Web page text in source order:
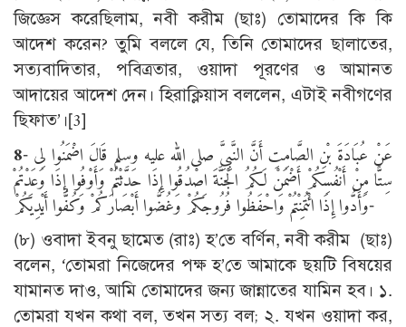
জিজ্ঞেস করেছিলাম, নবী করীম (ছাঃ) তোমাদের কি কি
আদেশ করেন? তুমি বললে যে, তিনি তোমাদের ছালাতের,
সত্যবাদিতার, পবিত্রতার, ওয়াদা পূরণের ও আমানত
আদায়ের আদেশ দেন। হিরাক্লিয়াস বললেন, এটাই নবীগণের
ছিফাত’।[3]
8- عَنْ عُبَادَةَ بْنِ الصَّامِتِ أَنَّ النَّبِىَّ صلى الله عليه وسلم قَالَ اضْمَنُوا لِى
سِتًّا مِنْ أَنْفُسِكُمْ أَضْمَنْ لَكُمُ الْجَنَّةَ اصْدُقُوا إِذَا حَدَّثْتُمْ وَأَوْفُوا إِذَا وَعَدْتُمْ
وَأَدُّوا إِذَا ائْتُمِنْتُمْ وَاحْفَظُوا فُرُوجَكُمْ وَغُضُّوا أَبْصَارَكُمْ وَكُفُّوا أَيْدِيَكُمْ-
(৮) ওবাদা ইবনু ছামেত (রাঃ) হ’তে বর্ণিন, নবী করীম (ছাঃ)
বলেন, ‘তোমরা নিজেদের পক্ষ হ’তে আমাকে ছয়টি বিষয়ের
যামানত দাও, আমি তোমাদের জন্য জান্নাতের যামিন হব। ১.
তোমরা যখন কথা বল, তখন সত্য বল; ২. যখন ওয়াদা কর,